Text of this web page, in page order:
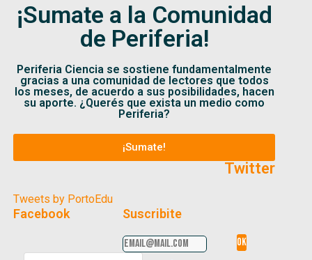
¡Sumate a la Comunidad
de Periferia!
Periferia Ciencia se sostiene fundamentalmente
gracias a una comunidad de lectores que todos
los meses, de acuerdo a sus posibilidades, hacen
su aporte. ¿Querés que exista un medio como
Periferia?
¡Sumate!
Twitter
Tweets by PortoEdu
Facebook Suscribite